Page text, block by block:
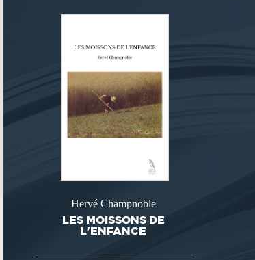
Hervé Champnoble
LES MOISSONS DE
L'ENFANCE